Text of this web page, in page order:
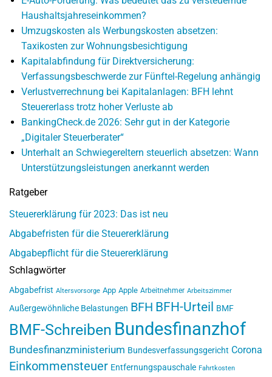
Haushaltsjahreseinkommen?
Umzugskosten als Werbungskosten absetzen:
Taxikosten zur Wohnungsbesichtigung
Kapitalabfindung für Direktversicherung:
Verfassungsbeschwerde zur Fünftel-Regelung anhängig
Verlustverrechnung bei Kapitalanlagen: BFH lehnt
Steuererlass trotz hoher Verluste ab
BankingCheck.de 2026: Sehr gut in der Kategorie
„Digitaler Steuerberater“
Unterhalt an Schwiegereltern steuerlich absetzen: Wann
Unterstützungsleistungen anerkannt werden
Ratgeber
Steuererklärung für 2023: Das ist neu
Abgabefristen für die Steuererklärung
Abgabepflicht für die Steuererklärung
Schlagwörter
Abgabefrist Altersvorsorge App Apple Arbeitnehmer Arbeitszimmer
Außergewöhnliche Belastungen BFH BFH-Urteil BMF
BMF-Schreiben Bundesfinanzhof
Bundesfinanzministerium Bundesverfassungsgericht Corona
Einkommensteuer Entfernungspauschale Fahrtkosten